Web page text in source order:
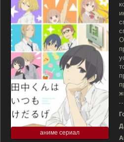
аниме сериал